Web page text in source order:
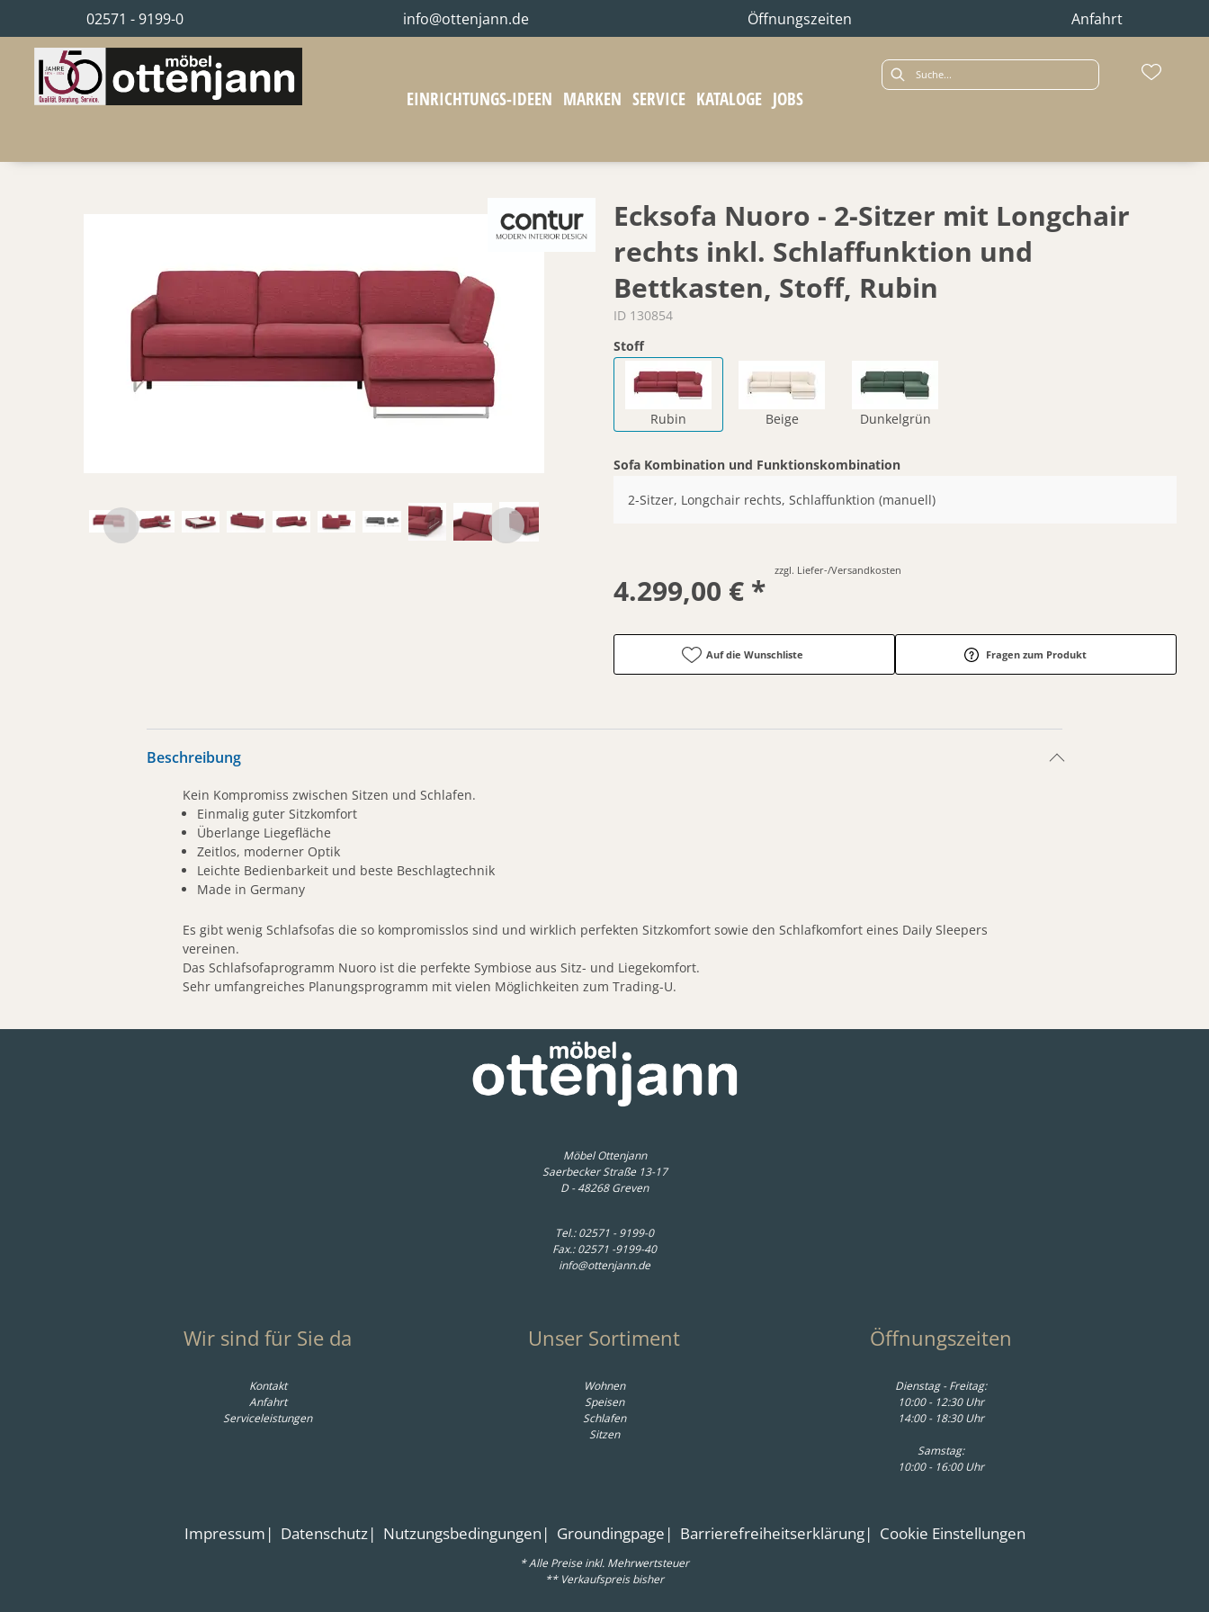
02571 - 9199-0 info@ottenjann.de Öffnungszeiten Anfahrt
EINRICHTUNGS-IDEEN MARKEN SERVICE KATALOGE JOBS
Ecksofa Nuoro - 2-Sitzer mit Longchair
rechts inkl. Schlaffunktion und
Bettkasten, Stoff, Rubin
ID 130854
Stoff
Rubin Beige Dunkelgrün
Sofa Kombination und Funktionskombination
2-Sitzer, Longchair rechts, Schlaffunktion (manuell)
4.299,00 € *
zzgl. Liefer-/Versandkosten
Auf die Wunschliste Fragen zum Produkt
Beschreibung
Kein Kompromiss zwischen Sitzen und Schlafen.
Einmalig guter Sitzkomfort
Überlange Liegefläche
Zeitlos, moderner Optik
Leichte Bedienbarkeit und beste Beschlagtechnik
Made in Germany
Es gibt wenig Schlafsofas die so kompromisslos sind und wirklich perfekten Sitzkomfort sowie den Schlafkomfort eines Daily Sleepers
vereinen.
Das Schlafsofaprogramm Nuoro ist die perfekte Symbiose aus Sitz- und Liegekomfort.
Sehr umfangreiches Planungsprogramm mit vielen Möglichkeiten zum Trading-U.
Möbel Ottenjann
Saerbecker Straße 13-17
D - 48268 Greven
Tel.:02571 - 9199-0
Fax.: 02571 -9199-40
info@ottenjann.de
Wir sind für Sie da
Kontakt
Anfahrt
Serviceleistungen
Unser Sortiment
Wohnen
Speisen
Schlafen
Sitzen
Öffnungszeiten
Dienstag - Freitag:
10:00 - 12:30 Uhr
14:00 - 18:30 Uhr
Samstag:
10:00 - 16:00 Uhr
Impressum Datenschutz Nutzungsbedingungen Groundingpage Barrierefreiheitserklärung Cookie Einstellungen
* Alle Preise inkl. Mehrwertsteuer
** Verkaufspreis bisher